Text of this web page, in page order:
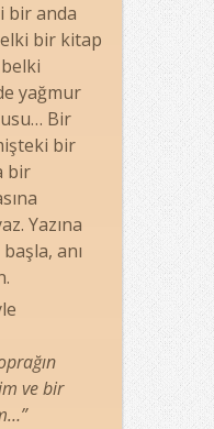
bir anda
bir kitap
yağmur
Bir
bir
bir
Yazına
anı
ve bir